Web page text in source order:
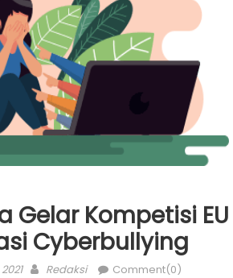
Gelar Kompetisi
Cyberbullying
Author
Redaksi Comment(0)